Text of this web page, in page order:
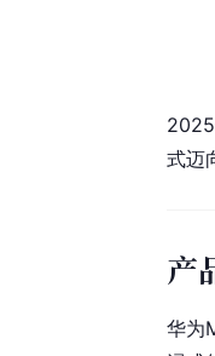
式迈
产
华为